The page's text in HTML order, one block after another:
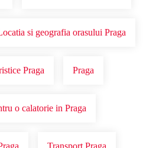
si geografia orasului Praga
Praga Praga
o calatorie in Praga
Transport Praga